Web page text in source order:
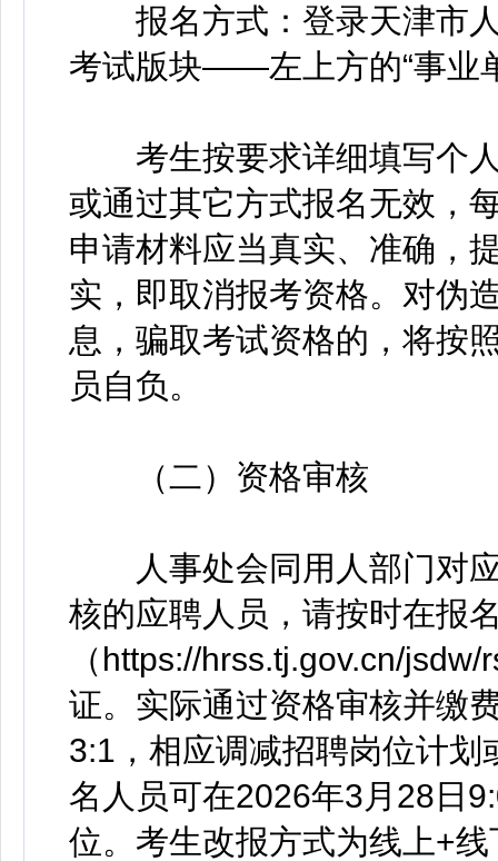
报名方式：登录天津市
考试版块——左上方的“事业
考生按要求详细填写个人
或通过其它方式报名无效，
申请材料应当真实、准确，
实，即取消报考资格。对伪
息，骗取考试资格的，将按
员自负。
（二）资格审核
人事处会同用人部门对应
核的应聘人员，请按时在报
（https://hrss.tj.gov.cn/
证。实际通过资格审核并缴
3:1，相应调减招聘岗位计
名人员可在2026年3月28日
位。考生改报方式为线上+